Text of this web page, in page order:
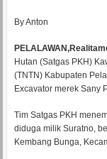
By Anton
Hutan (Satgas PKH)
(TNTN) Kabupaten
Excavator merek Sany
Tim Satgas PKH
diduga milik Suratno,
Kembang Bunga,